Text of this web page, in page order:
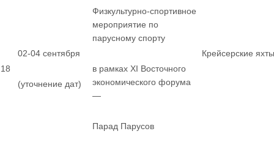
18
02-04 сентября
(уточнение дат)
Физкультурно-спортивное
мероприятие по
парусному спорту
в рамках XI Восточного
экономического форума
—
Парад Парусов
Крейсерские яхты